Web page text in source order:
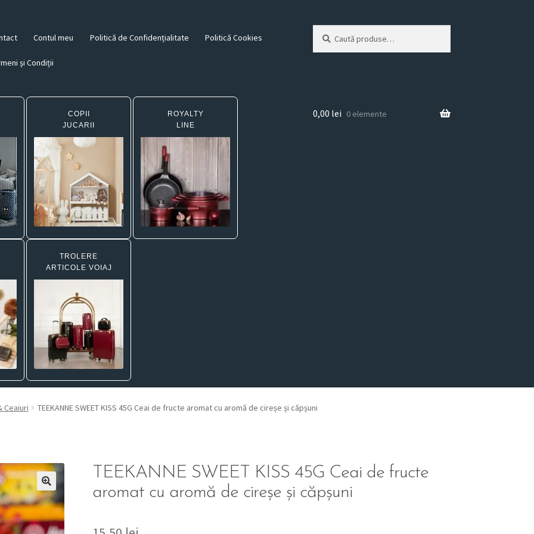
Contul meu Politică de Confidențialitate Politică Cookies
și Condiții
după:
COPII
JUCARII
ROYALTY
LINE
TROLERE
ARTICOLE VOIAJ
0,00 lei 0 elemente
Ceaiuri TEEKANNE SWEET KISS 45G Ceai de fructe aromat cu aromă de cireșe și căpșuni
TEEKANNE SWEET KISS 45G Ceai de fructe
aromat cu aromă de cireșe și căpșuni